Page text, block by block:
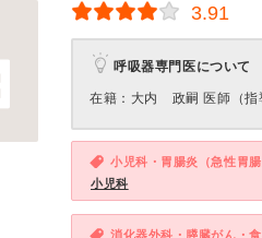
3.91
呼吸器専門医について
在籍：大内 政嗣 医師（
小児科・胃腸炎（急性胃腸
小児科
消化器外科・膵臓がん・